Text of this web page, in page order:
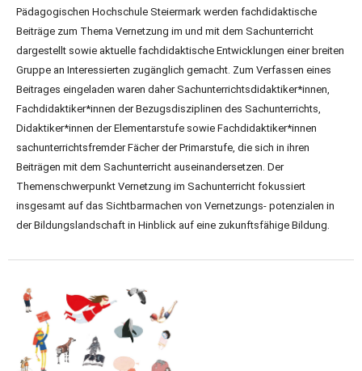
Pädagogischen Hochschule Steiermark werden fachdidaktische
Beiträge zum Thema Vernetzung im und mit dem Sachunterricht
dargestellt sowie aktuelle fachdidaktische Entwicklungen einer breiten
Gruppe an Interessierten zugänglich gemacht. Zum Verfassen eines
Beitrages eingeladen waren daher Sachunterrichtsdidaktiker*innen,
Fachdidaktiker*innen der Bezugsdisziplinen des Sachunterrichts,
Didaktiker*innen der Elementarstufe sowie Fachdidaktiker*innen
sachunterrichtsfremder Fächer der Primarstufe, die sich in ihren
Beiträgen mit dem Sachunterricht auseinandersetzen. Der
Themenschwerpunkt Vernetzung im Sachunterricht fokussiert
insgesamt auf das Sichtbarmachen von Vernetzungs- potenzialen in
der Bildungslandschaft in Hinblick auf eine zukunftsfähige Bildung.